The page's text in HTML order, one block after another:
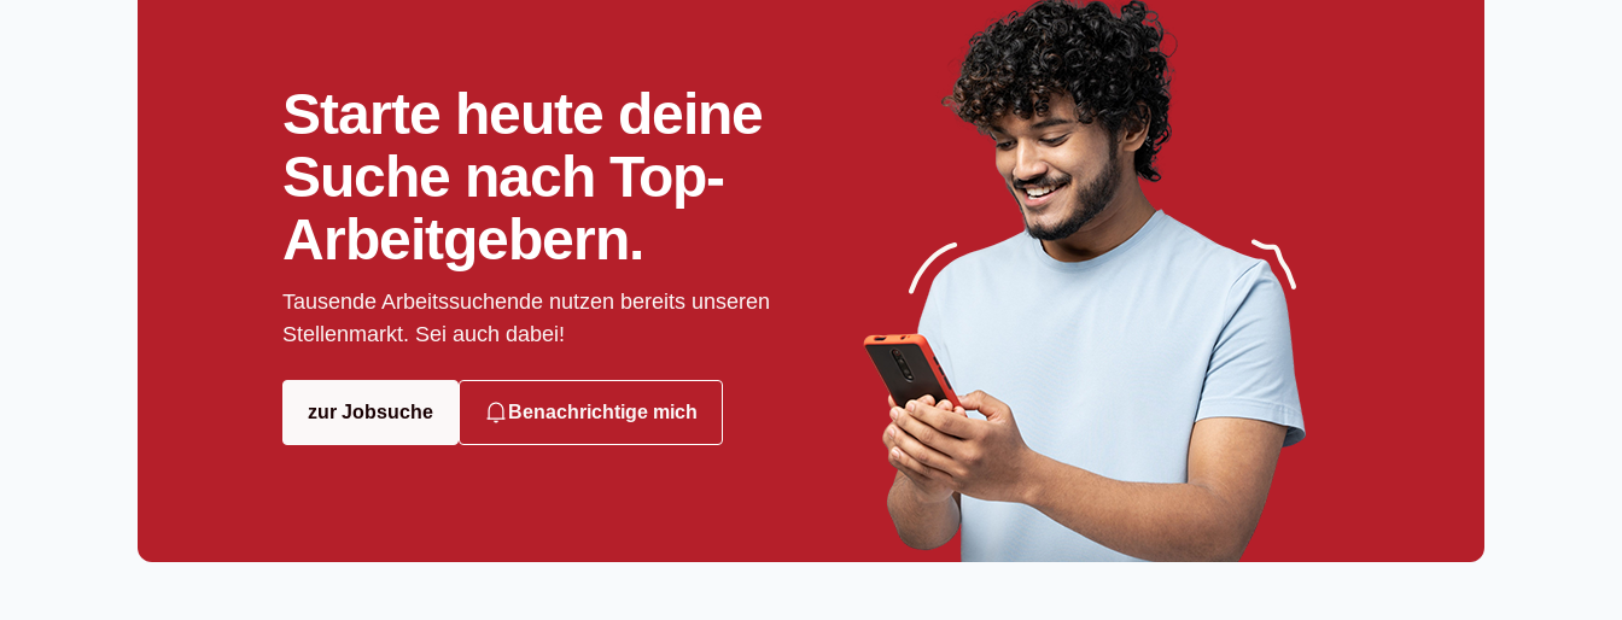
Starte heute deine
Suche nach Top-
Arbeitgebern.
Tausende Arbeitssuchende nutzen bereits unseren
Stellenmarkt. Sei auch dabei!
zur Jobsuche Benachrichtige mich